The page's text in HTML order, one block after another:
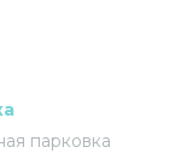
парковка